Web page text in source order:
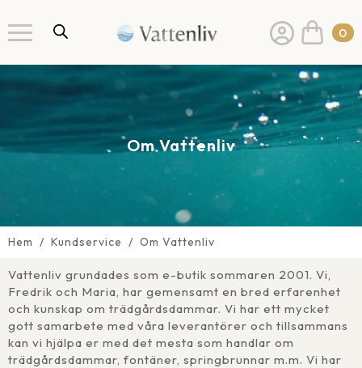
0
Om Vattenliv
Hem Kundservice Om Vattenliv
Vattenliv grundades som e-butik sommaren 2001. Vi,
Fredrik och Maria, har gemensamt en bred erfarenhet
och kunskap om trädgårdsdammar. Vi har ett mycket
gott samarbete med våra leverantörer och tillsammans
kan vi hjälpa er med det mesta som handlar om
trädgårdsdammar, fontäner, springbrunnar m.m. Vi har